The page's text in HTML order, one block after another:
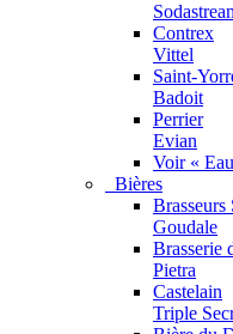
Contrex
Vittel
Saint-
Badoit
Perrier
Evian
Voir «
Bières
Brasseurs
Goudale
Brasserie
Pietra
Castelain
Triple